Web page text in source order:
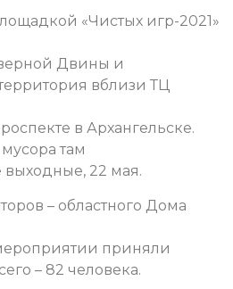
«Чистых игр-2021»
Двины и
вблизи ТЦ
в Архангельске.
там
22 мая.
– областного Дома
приняли
– 82 человека.